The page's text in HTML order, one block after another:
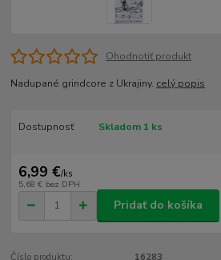
Ohodnotiť produkt
Nadupané grindcore z Ukrajiny. celý popis
Dostupnosť Skladom 1 ks
6,99 €/ks
5,68 € bez DPH
Pridať do košíka
Číslo produktu:
16283